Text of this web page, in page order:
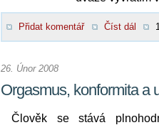
Přidat komentář Číst dál
26. Únor 2008
Orgasmus, konformita a
Člověk se stává